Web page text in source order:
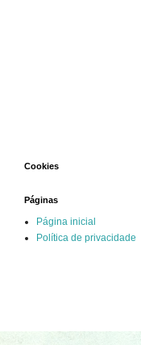
Cookies
Páginas
Página inicial
Política de privacidade